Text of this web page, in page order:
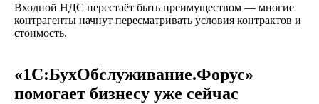
Входной НДС перестаёт быть преимуществом — многие
контрагенты начнут пересматривать условия контрактов и
стоимость.
«1С:БухОбслуживание.Форус»
помогает бизнесу уже сейчас